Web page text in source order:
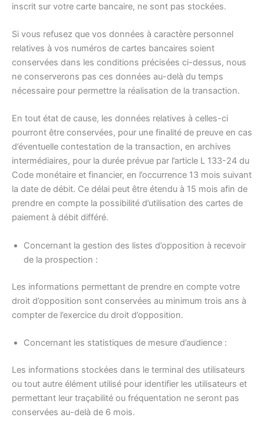
inscrit sur votre carte bancaire, ne sont pas stockées.
Si vous refusez que vos données à caractère personnel
relatives à vos numéros de cartes bancaires soient
conservées dans les conditions précisées ci-dessus, nous
ne conserverons pas ces données au-delà du temps
nécessaire pour permettre la réalisation de la transaction.
En tout état de cause, les données relatives à celles-ci
pourront être conservées, pour une finalité de preuve en cas
d’éventuelle contestation de la transaction, en archives
intermédiaires, pour la durée prévue par l’article L 133-24 du
Code monétaire et financier, en l’occurrence 13 mois suivant
la date de débit. Ce délai peut être étendu à 15 mois afin de
prendre en compte la possibilité d’utilisation des cartes de
paiement à débit différé.
Concernant la gestion des listes d’opposition à recevoir
de la prospection :
Les informations permettant de prendre en compte votre
droit d’opposition sont conservées au minimum trois ans à
compter de l’exercice du droit d’opposition.
Concernant les statistiques de mesure d’audience :
Les informations stockées dans le terminal des utilisateurs
ou tout autre élément utilisé pour identifier les utilisateurs et
permettant leur traçabilité ou fréquentation ne seront pas
conservées au-delà de 6 mois.